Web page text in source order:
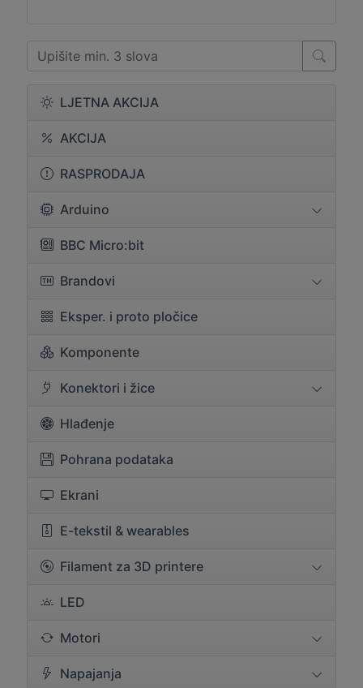
LJETNA AKCIJA
AKCIJA
RASPRODAJA
Arduino
BBC Micro:bit
Brandovi
Eksper. i proto pločice
Komponente
Konektori i žice
Hlađenje
Pohrana podataka
Ekrani
E-tekstil & wearables
Filament za 3D printere
LED
Motori
Napajanja